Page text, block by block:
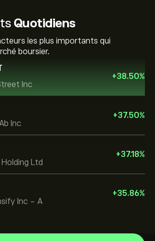
Quotidiens
les plus importants qui
boursier.
Inc
+38.50%
Inc
+37.50%
Holding Ltd
+37.18%
Inc - A
+35.86%